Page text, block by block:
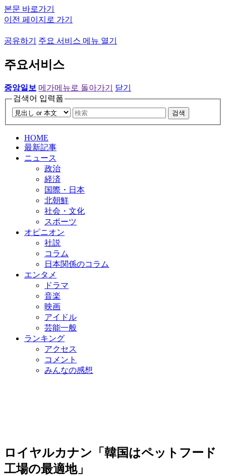
본문 바로가기
이전 페이지로 가기
공유하기 주요 서비스 메뉴 열기
주요서비스
중앙일보 메가메뉴로 돌아가기
닫기
검색어 입력폼
검색
HOME
最新記事
ニュース
政治
経済
国際・日本
北朝鮮
社会・文化
スポーツ
オピニオン
社説
コラム
日本関係のコラム
エンタメ
ドラマ
音楽
映画
アイドル
芸能一般
ランキング
アクセス
コメント
みんなの感想
ロイヤルカナン「韓国はペットフード
工場の最適地」